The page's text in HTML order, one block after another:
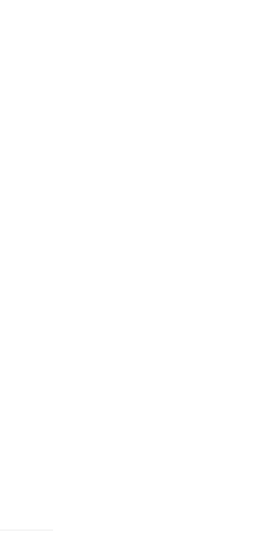
了承ください。
き作成されるも
をご了承くださ
御機器販売店・
にご登録され
社の共同利用者
とをご了承くだ
下、フタル酸ジブチ
はありません。
品に未対応品が
年1月12日よ
) : 1000ppm、
、
要な手段を講じ
これらの製造装
通知します。
ムロン制御